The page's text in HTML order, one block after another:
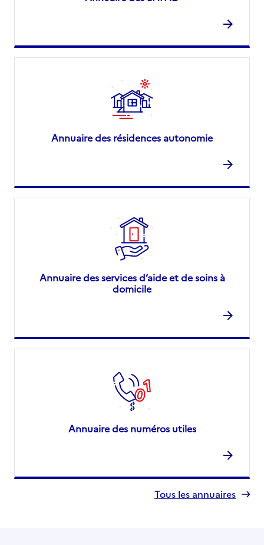
Annuaire des résidences autonomie
Annuaire des services d’aide et de soins à
domicile
Annuaire des numéros utiles
Tous les annuaires